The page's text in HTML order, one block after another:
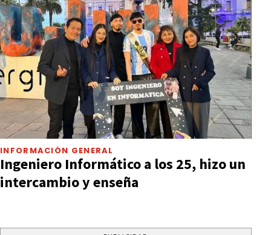
INFORMACIÓN GENERAL
Ingeniero Informático a los 25, hizo un
intercambio y enseña